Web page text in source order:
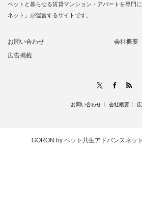
ペットと暮らせる賃貸マンション・アパートを専門
ネット」が運営するサイトです。
お問い合わせ
会社概要
広告掲載
お問い合わせ 会社概要
GORON by ペット共生アドバンスネット